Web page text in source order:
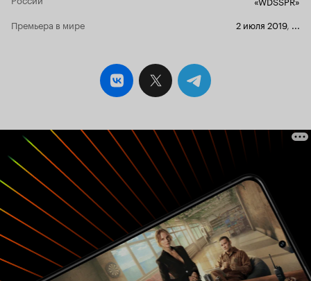
никак не фигурируют в дальнейшем. Сцены с
Непонятно зачем они вообще нужны.
алкоголем. Женщина фигурирует в двух (!)
сценах, и вы, глядя на нее, никогда бы не
подумали об алкоголизме. Время тратится на
которого не достигает и двух часов,
присутствует три (!!) боевых сцены, лишь одна
(!!!) из которых зрелищная. А еще здесь есть
элементы мюзикла. В серьезном фильме о
девяностых. Элементы мюзикла. Диалоги
написаны так, будто общаются два идиота. Бык
немногословен, но, когда открывает рот,
становится совсем грустно. Девяноста
процентов сказанного можно описать так:
-Слышь, ты че? -А ты че? Естественно «пацаны с
района» не цитируют Шекспира. Но зачем
забивать время мусором? Непонятно. Для
Премьера в мире
2 июля 2019,